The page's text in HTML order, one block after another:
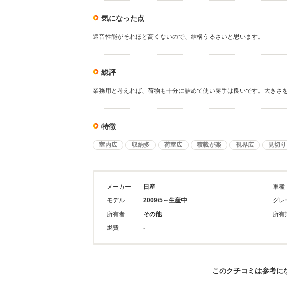
気になった点
遮音性能がそれほど高くないので、結構うるさいと思います。
総評
業務用と考えれば、荷物も十分に詰めて使い勝手は良いです。大きさ
特徴
室内広 収納多 荷室広 積載が楽 視界広 見切
メーカー
日産
モデル
2009/5～生産中
所有者
その他
燃費
-
車種
グレ
所有
このクチコミは参考に